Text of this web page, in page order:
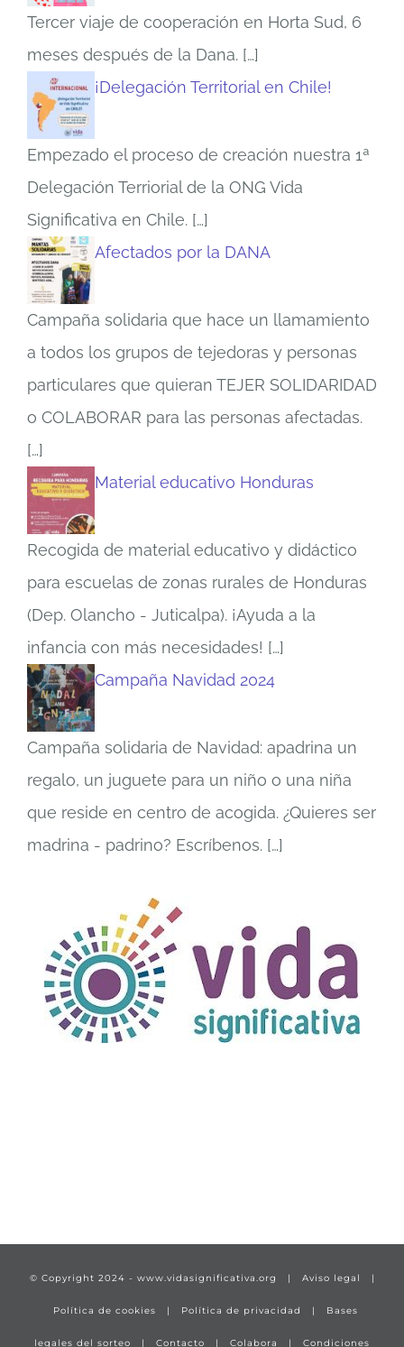
Tercer viaje de cooperación en Horta Sud, 6
meses después de la Dana. […]
¡Delegación Territorial en Chile!
Empezado el proceso de creación nuestra 1ª
Delegación Terriorial de la ONG Vida
Significativa en Chile. […]
Afectados por la DANA
Campaña solidaria que hace un llamamiento
a todos los grupos de tejedoras y personas
particulares que quieran TEJER SOLIDARIDAD
o COLABORAR para las personas afectadas.
[…]
Material educativo Honduras
Recogida de material educativo y didáctico
para escuelas de zonas rurales de Honduras
(Dep. Olancho - Juticalpa). ¡Ayuda a la
infancia con más necesidades! […]
Campaña Navidad 2024
Campaña solidaria de Navidad: apadrina un
regalo, un juguete para un niño o una niña
que reside en centro de acogida. ¿Quieres ser
madrina - padrino? Escríbenos. […]
© Copyright 2024 - www.vidasignificativa.org | Aviso legal |
Política de cookies | Política de privacidad | Bases
legales del sorteo | Contacto | Colabora | Condiciones